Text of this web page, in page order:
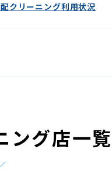
クリーニング利用状況
ング店一覧